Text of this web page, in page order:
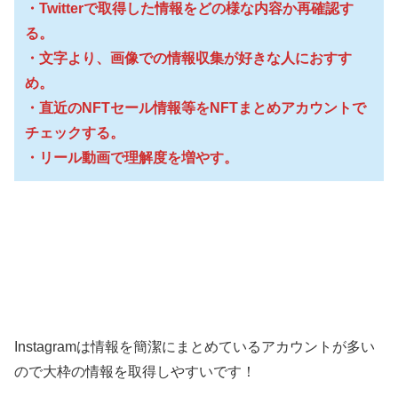
・Twitterで取得した情報をどの様な内容か再確認す
る。
・文字より、画像での情報収集が好きな人におすす
め。
・直近のNFTセール情報等をNFTまとめアカウントで
チェックする。
・リール動画で理解度を増やす。
Instagramは情報を簡潔にまとめているアカウントが多い
ので大枠の情報を取得しやすいです！